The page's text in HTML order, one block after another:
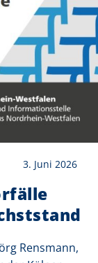
3. Juni 2026
Rensmann,